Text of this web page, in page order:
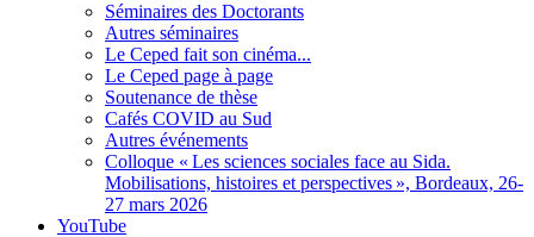
Séminaires des Doctorants
Autres séminaires
Le Ceped fait son cinéma...
Le Ceped page à page
Soutenance de thèse
Cafés COVID au Sud
Autres événements
Colloque « Les sciences sociales face au Sida.
Mobilisations, histoires et perspectives », Bordeaux, 26-
27 mars 2026
YouTube